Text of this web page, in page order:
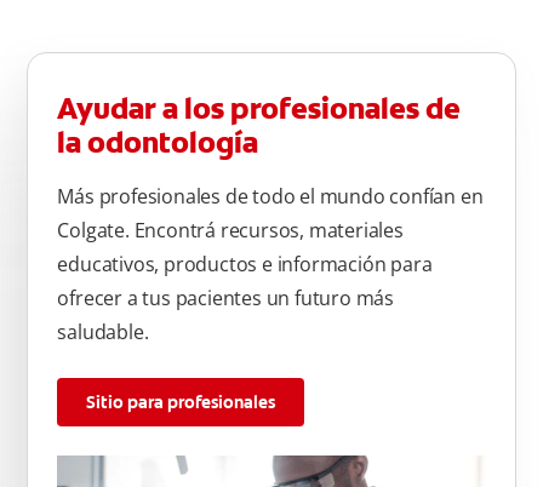
Ayudar a los profesionales de
la odontología
Más profesionales de todo el mundo confían en
Colgate. Encontrá recursos, materiales
educativos, productos e información para
ofrecer a tus pacientes un futuro más
saludable.
Sitio para profesionales